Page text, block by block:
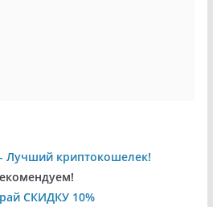
Лучший криптокошелек!
СКИДКУ 10%